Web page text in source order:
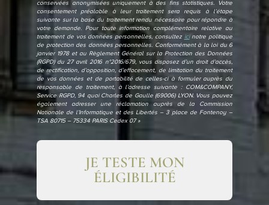
conservées anonymisées uniquement à des fins statistiques. Votre
consentement préalable à leur traitement sera requis à l’étape
suivante sur la base du traitement rendu nécessaire pour répondre à
votre demande. Pour toute information complémentaire relative au
traitement de vos données personnelles, consultez icinotre politique
de protection des données personnelles. Conformément à la loi du 6
janvier 1978 et au Règlement Général sur la Protection des Données
(RGPD) du 27 avril 2016 n°2016/679, vous disposez d’un droit d’accès,
de rectification, d’opposition, d’effacement, de limitation du traitement
de vos données et de portabilité de celles-ci à formuler auprès du
responsable de traitement, à l’adresse suivante : COM&COMPANY,
Service RGPD, 94 quai Charles de Gaulle (69006) LYON. Vous pouvez
également adresser une réclamation auprès de la Commission
Nationale de l’Informatique et des Libertés – 3 place de Fontenoy –
TSA 80715 – 75334 PARIS Cedex 07 »
JE TESTE MON
ÉLIGIBILITÉ